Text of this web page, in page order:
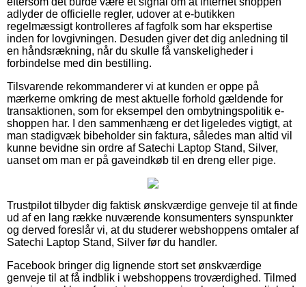
adlyder de officielle regler, udover at e-butikken
regelmæssigt kontrolleres af fagfolk som har ekspertise
inden for lovgivningen. Desuden giver det dig anledning til
en håndsrækning, når du skulle få vanskeligheder i
forbindelse med din bestilling.
Tilsvarende rekommanderer vi at kunden er oppe på
mærkerne omkring de mest aktuelle forhold gældende for
transaktionen, som for eksempel den ombytningspolitik e-
shoppen har. I den sammenhæng er det ligeledes vigtigt, at
man stadigvæk bibeholder sin faktura, således man altid vil
kunne bevidne sin ordre af Satechi Laptop Stand, Silver,
uanset om man er på gaveindkøb til en dreng eller pige.
Trustpilot tilbyder dig faktisk ønskværdige genveje til at finde
ud af en lang række nuværende konsumenters synspunkter
og derved foreslår vi, at du studerer webshoppens omtaler af
Satechi Laptop Stand, Silver før du handler.
Facebook bringer dig lignende stort set ønskværdige
genveje til at få indblik i webshoppens troværdighed. Tilmed